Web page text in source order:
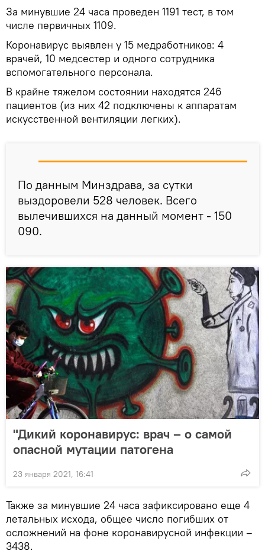
За минувшие 24 часа проведен 1191 тест, в том
числе первичных 1109.
Коронавирус выявлен у 15 медработников: 4
врачей, 10 медсестер и одного сотрудника
вспомогательного персонала.
В крайне тяжелом состоянии находятся 246
пациентов (из них 42 подключены к аппаратам
искусственной вентиляции легких).
По данным Минздрава, за сутки
выздоровели 528 человек. Всего
вылечившихся на данный момент - 150
090.
"Дикий коронавирус: врач – о самой
опасной мутации патогена
23 января 2021, 16:41
Также за минувшие 24 часа зафиксировано еще 4
летальных исхода, общее число погибших от
осложнений на фоне коронавирусной инфекции –
3438.